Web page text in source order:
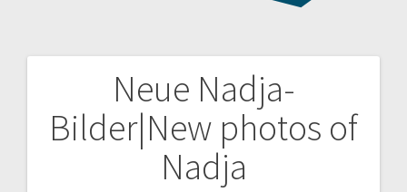
Neue Nadja-
Bilder|New photos of
Nadja
Beitragsnavigation